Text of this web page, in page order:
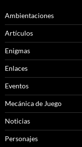
Ambientaciones
Artículos
Enigmas
Enlaces
Eventos
Mecánica de Juego
Noticias
Personajes